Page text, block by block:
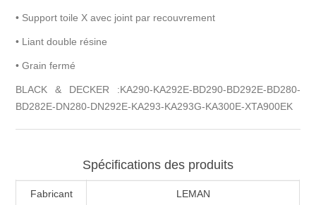
• Support toile X avec joint par recouvrement
• Liant double résine
• Grain fermé
BLACK & DECKER :KA290-KA292E-BD290-BD292E-BD280-
BD282E-DN280-DN292E-KA293-KA293G-KA300E-XTA900EK
Spécifications des produits
Fabricant LEMAN